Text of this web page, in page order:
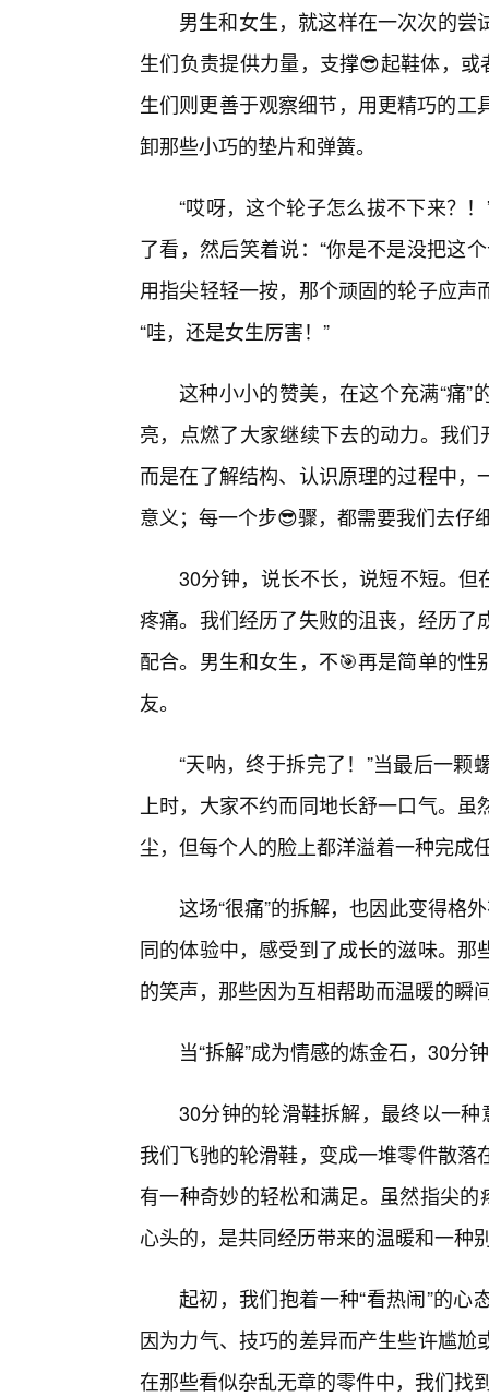
男生和女生，就这样在一次次的
生们负责提供力量，支撑😎起鞋体，
生们则更善于观察细节，用更精巧的
卸那些小巧的垫片和弹簧。
“哎呀，这个轮子怎么拔不下来？
了看，然后笑着说：“你是不是没把这
用指尖轻轻一按，那个顽固的轮子应
“哇，还是女生厉害！”
这种小小的赞美，在这个充满“痛
亮，点燃了大家继续下去的动力。我
而是在了解结构、认识原理的过程中
意义；每一个步😎骤，都需要我们去仔
30分钟，说长不长，说短不短。
疼痛。我们经历了失败的沮丧，经历
配合。男生和女生，不🎯再是简单的
友。
“天呐，终于拆完了！”当最后一
上时，大家不约而同地长舒一口气。
尘，但每个人的脸上都洋溢着一种完成
这场“很痛”的拆解，也因此变得格
同的体验中，感受到了成长的滋味。
的笑声，那些因为互相帮助而温暖的瞬
当“拆解”成为情感的炼金石，30分
30分钟的轮滑鞋拆解，最终以一
我们飞驰的轮滑鞋，变成一堆零件散
有一种奇妙的轻松和满足。虽然指尖
心头的，是共同经历带来的温暖和一种
起初，我们抱着一种“看热闹”的
因为力气、技巧的差异而产生些许尴
在那些看似杂乱无章的零件中，我们找